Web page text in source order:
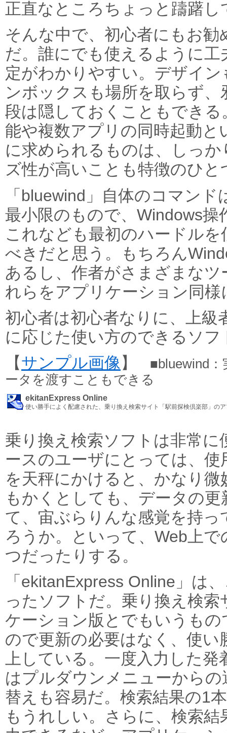
正直なところちょっと躊躇し
そんな中で、初心者にもお
だ。誰にでも使えるように
定がわかりやすい。デザイ
ンボックスも場所を取らず
段は隠しておくこともでき
能や複数アプリの同時起動
に求められるものは、しっ
ズ性が高いことも特徴のひと
「bluewind」自体のコマン
最小限のもので、Windows
これなども最初のハードル
べきだと思う。もちろん
あるし、作者がさまざまな
れらをアプリケーション同
初心者は初心者なりに、上
に応じた使い方のできるソフ
【サンプル画像】
■bluewind：
ータを渡すこともできる
ekitanExpress Online
使い勝手によく配慮された、乗り換え検索サイト「駅前探検倶楽部」の
乗り換え検索ソフトは非常
ースのユーザにとっては、
を天秤にかけると、かなり
もかくとしても、データの
て、宙ぶらりんな感覚を持
ろうか。といって、Web上
つだったりする。
「ekitanExpress Online」は
ったソフトだ。乗り換え検索
ケーション版とでもいうも
ので更新の必要はなく、使
上している。一度入力した
はプルダウンメニューから
替えも容易だ。検索結果の1
もうれしい。さらに、検索